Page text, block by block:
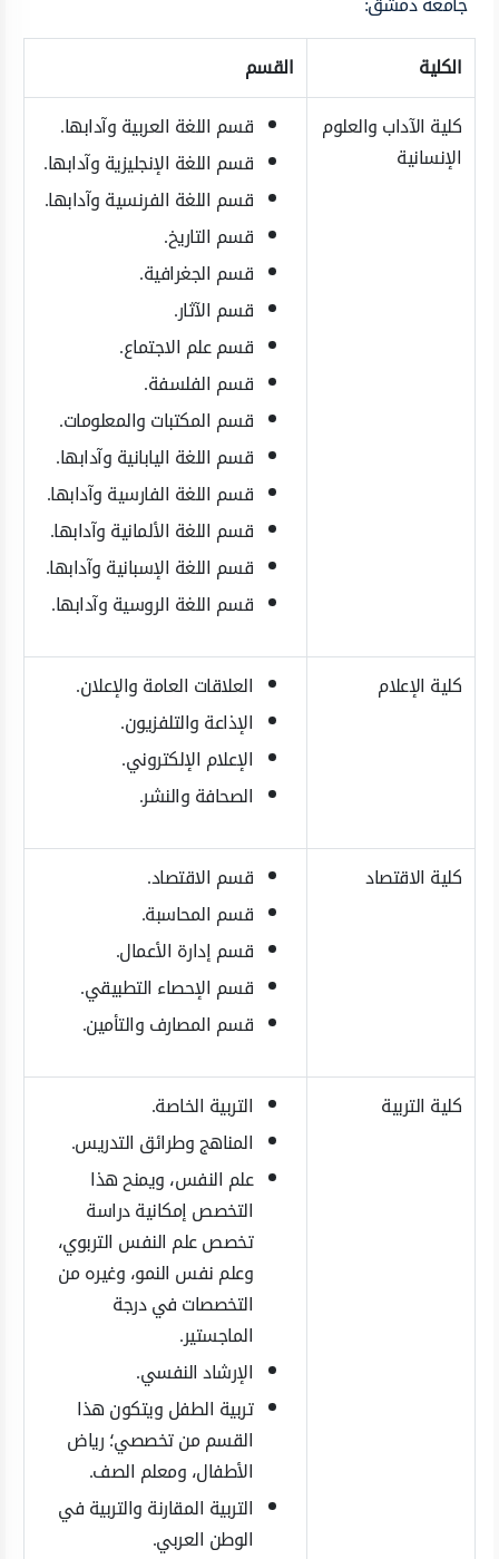
الكلية
القسم
كلية الآداب والعلوم
الإنسانية
قسم اللغة العربية وآدابها.
قسم اللغة الإنجليزية وآدابها.
قسم اللغة الفرنسية وآدابها.
قسم التاريخ.
قسم الجغرافية.
قسم الآثار.
قسم علم الاجتماع.
قسم الفلسفة.
قسم المكتبات والمعلومات.
قسم اللغة اليابانية وآدابها.
قسم اللغة الفارسية وآدابها.
قسم اللغة الألمانية وآدابها.
قسم اللغة الإسبانية وآدابها.
قسم اللغة الروسية وآدابها.
كلية الإعلام
العلاقات العامة والإعلان.
الإذاعة والتلفزيون.
الإعلام الإلكتروني.
الصحافة والنشر.
كلية الاقتصاد
قسم الاقتصاد.
قسم المحاسبة.
قسم إدارة الأعمال.
قسم الإحصاء التطبيقي.
قسم المصارف والتأمين.
كلية التربية
التربية الخاصة.
المناهج وطرائق التدريس.
علم النفس، ويمنح هذا
التخصص إمكانية دراسة
تخصص علم النفس التربوي،
وعلم نفس النمو، وغيره من
التخصصات في درجة
الماجستير.
الإرشاد النفسي.
تربية الطفل ويتكون هذا
القسم من تخصصي؛ رياض
الأطفال، ومعلم الصف.
التربية المقارنة والتربية في
الوطن العربي.